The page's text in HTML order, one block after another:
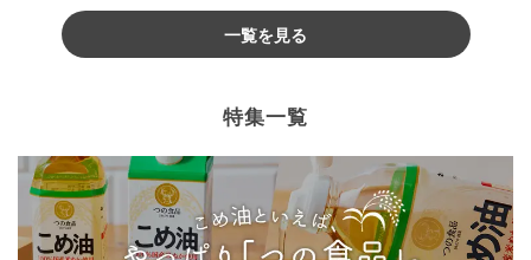
一覧を見る
特集一覧